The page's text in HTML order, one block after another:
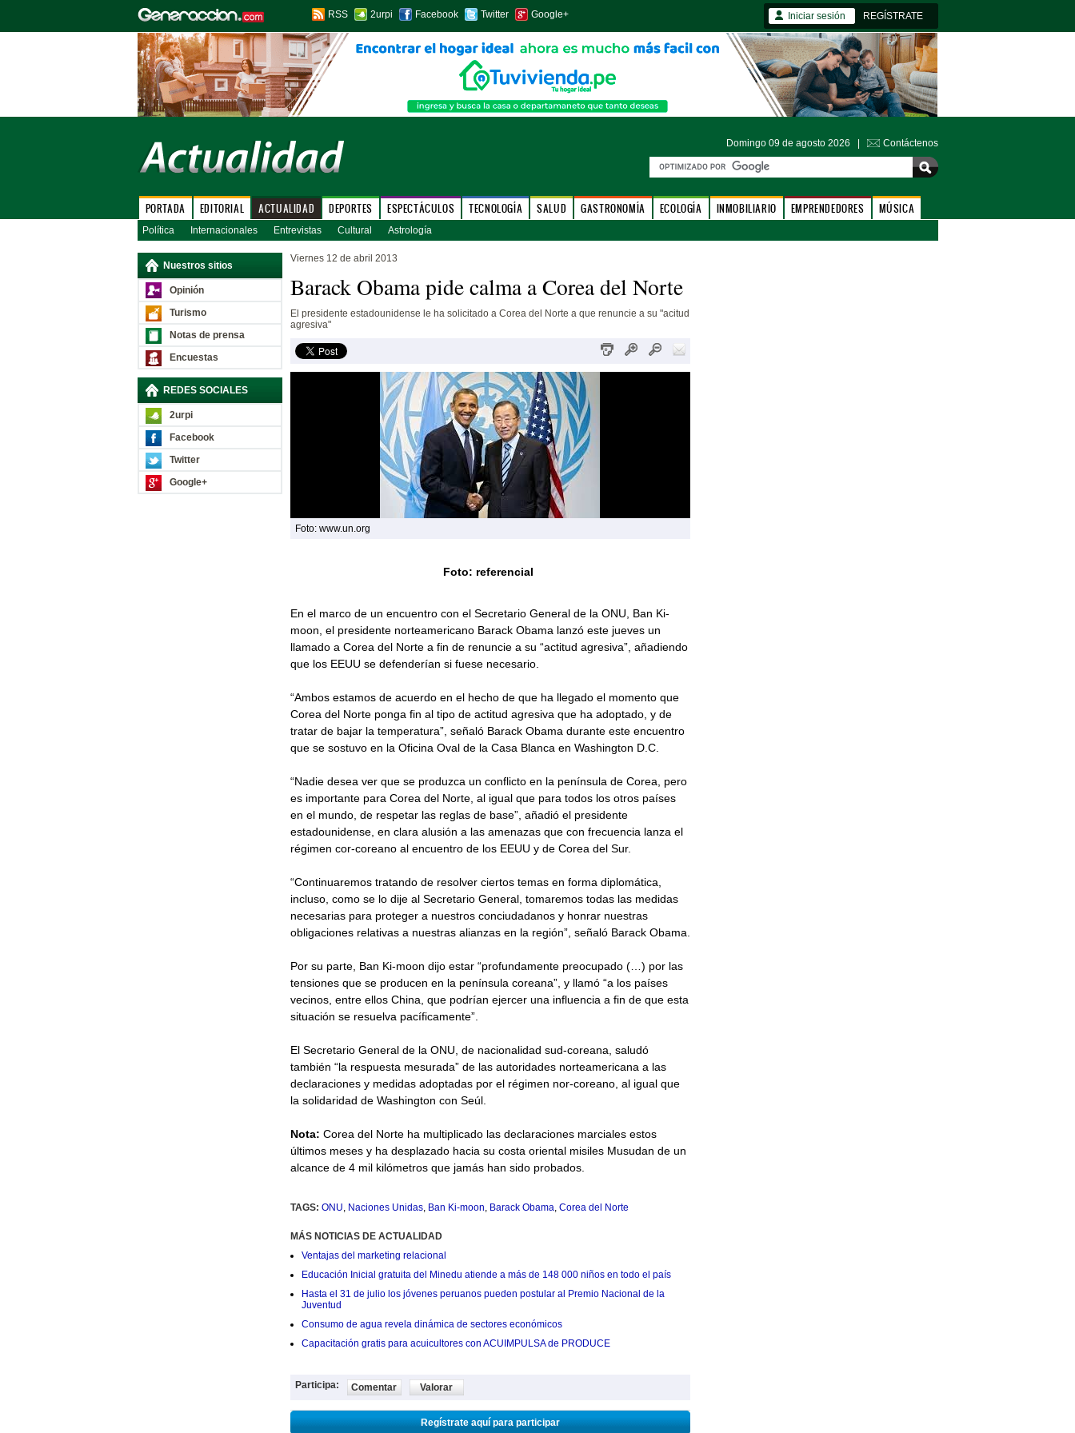
RSS 2urpi Facebook Twitter Google+ Iniciar sesión REGÍSTRATE
Domingo 09 de agosto 2026 | Contáctenos
PORTADA EDITORIAL ACTUALIDAD DEPORTES ESPECTÁCULOS TECNOLOGÍA SALUD GASTRONOMÍA ECOLOGÍA INMOBILIARIO EMPRENDEDORES MÚSICA
Política Internacionales Entrevistas Cultural Astrología
Nuestros sitios
Opinión
Turismo
Notas de prensa
Encuestas
REDES SOCIALES
2urpi
Facebook
Twitter
Google+
Viernes 12 de abril 2013
Barack Obama pide calma a Corea del Norte
El presidente estadounidense le ha solicitado a Corea del Norte a que renuncie a su "acitud
agresiva"
Foto: www.un.org
Foto: referencial
En el marco de un encuentro con el Secretario General de la ONU, Ban Ki-
moon, el presidente norteamericano Barack Obama lanzó este jueves un
llamado a Corea del Norte a fin de renuncie a su “actitud agresiva”, añadiendo
que los EEUU se defenderían si fuese necesario.
“Ambos estamos de acuerdo en el hecho de que ha llegado el momento que
Corea del Norte ponga fin al tipo de actitud agresiva que ha adoptado, y de
tratar de bajar la temperatura”, señaló Barack Obama durante este encuentro
que se sostuvo en la Oficina Oval de la Casa Blanca en Washington D.C.
“Nadie desea ver que se produzca un conflicto en la península de Corea, pero
es importante para Corea del Norte, al igual que para todos los otros países
en el mundo, de respetar las reglas de base”, añadió el presidente
estadounidense, en clara alusión a las amenazas que con frecuencia lanza el
régimen cor-coreano al encuentro de los EEUU y de Corea del Sur.
“Continuaremos tratando de resolver ciertos temas en forma diplomática,
incluso, como se lo dije al Secretario General, tomaremos todas las medidas
necesarias para proteger a nuestros conciudadanos y honrar nuestras
obligaciones relativas a nuestras alianzas en la región”, señaló Barack Obama.
Por su parte, Ban Ki-moon dijo estar “profundamente preocupado (…) por las
tensiones que se producen en la península coreana”, y llamó “a los países
vecinos, entre ellos China, que podrían ejercer una influencia a fin de que esta
situación se resuelva pacíficamente”.
El Secretario General de la ONU, de nacionalidad sud-coreana, saludó
también “la respuesta mesurada” de las autoridades norteamericana a las
declaraciones y medidas adoptadas por el régimen nor-coreano, al igual que
la solidaridad de Washington con Seúl.
Nota: Corea del Norte ha multiplicado las declaraciones marciales estos
últimos meses y ha desplazado hacia su costa oriental misiles Musudan de un
alcance de 4 mil kilómetros que jamás han sido probados.
TAGS: ONU, Naciones Unidas, Ban Ki-moon, Barack Obama, Corea del Norte
MÁS NOTICIAS DE ACTUALIDAD
Ventajas del marketing relacional
Educación Inicial gratuita del Minedu atiende a más de 148 000 niños en todo el país
Hasta el 31 de julio los jóvenes peruanos pueden postular al Premio Nacional de la
Juventud
Consumo de agua revela dinámica de sectores económicos
Capacitación gratis para acuicultores con ACUIMPULSA de PRODUCE
Participa: Comentar Valorar
Regístrate aquí para participar